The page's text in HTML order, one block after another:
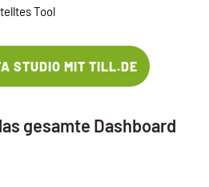
Tool
STUDIO MIT TILL.DE
gesamte Dashboard